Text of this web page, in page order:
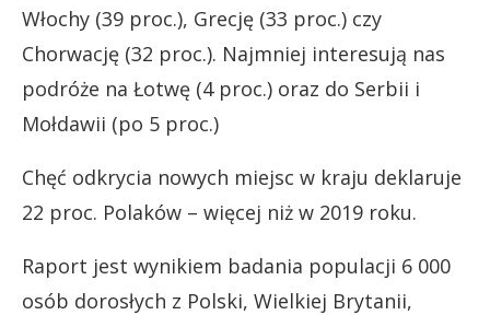
Włochy (39 proc.), Grecję (33 proc.) czy
Chorwację (32 proc.). Najmniej interesują nas
podróże na Łotwę (4 proc.) oraz do Serbii i
Mołdawii (po 5 proc.)
Chęć odkrycia nowych miejsc w kraju deklaruje
22 proc. Polaków – więcej niż w 2019 roku.
Raport jest wynikiem badania populacji 6 000
osób dorosłych z Polski, Wielkiej Brytanii,